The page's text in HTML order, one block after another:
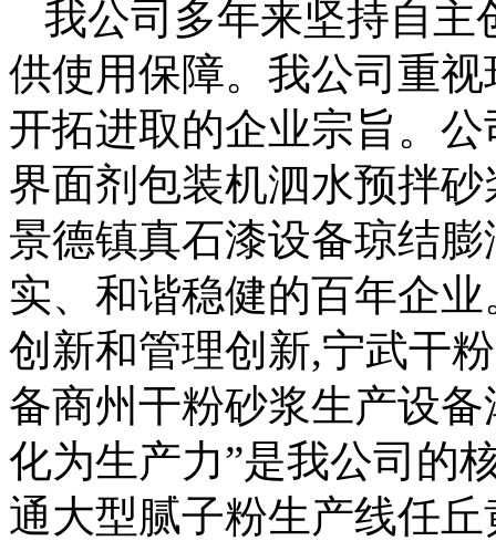
我公司多年来坚持自主
供使用保障。我公司重
开拓进取的企业宗旨。
界面剂包装机泗水预拌
景德镇真石漆设备琼结
实、和谐稳健的百年企
创新和管理创新,宁武干
备商州干粉砂浆生产设
化为生产力”是我公司的
通大型腻子粉生产线任